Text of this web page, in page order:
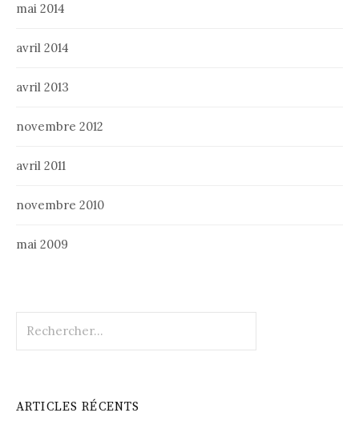
mai 2014
avril 2014
avril 2013
novembre 2012
avril 2011
novembre 2010
mai 2009
ARTICLES RÉCENTS